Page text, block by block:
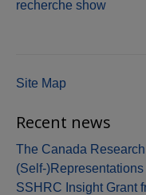
recherche show
Site Map
Recent news
The Canada
(Self-
SSHRC Insight Grant